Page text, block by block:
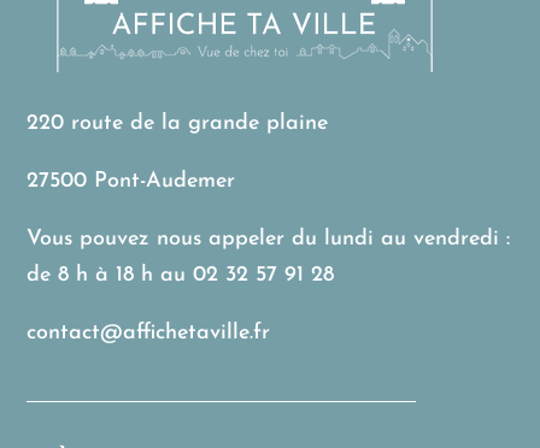
220 route de la grande plaine
27500 Pont-Audemer
Vous pouvez nous appeler du lundi au vendredi :
de 8 h à 18 h au02 32 57 91 28
contact@affichetaville.fr